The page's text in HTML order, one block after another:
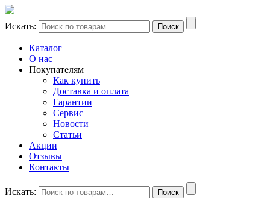
Искать: Поиск
Каталог
О нас
Покупателям
Как купить
Доставка и оплата
Гарантии
Сервис
Новости
Статьи
Акции
Отзывы
Контакты
Искать: Поиск